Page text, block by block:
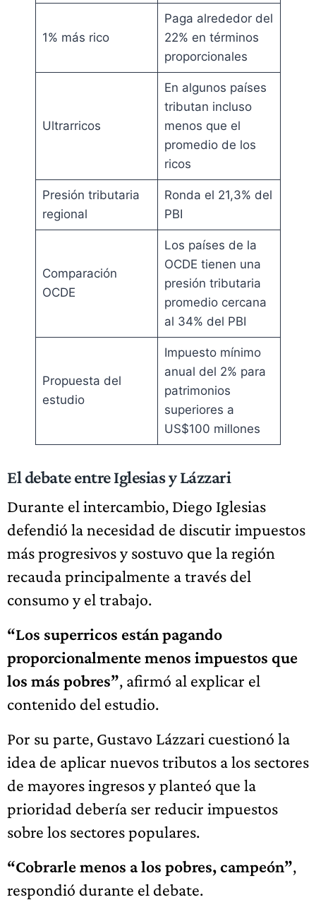
1% más rico
Paga alrededor del
22% en términos
proporcionales
Ultrarricos
En algunos países
tributan incluso
menos que el
promedio de los
ricos
Presión tributaria
regional
Ronda el 21,3% del
PBI
Comparación
OCDE
Los países de la
OCDE tienen una
presión tributaria
promedio cercana
al 34% del PBI
Propuesta del
estudio
Impuesto mínimo
anual del 2% para
patrimonios
superiores a
US$100 millones
El debate entre Iglesias y Lázzari
Durante el intercambio, Diego Iglesias
defendió la necesidad de discutir impuestos
más progresivos y sostuvo que la región
recauda principalmente a través del
consumo y el trabajo.
“Los superricos están pagando
proporcionalmente menos impuestos que
los más pobres”, afirmó al explicar el
contenido del estudio.
Por su parte, Gustavo Lázzari cuestionó la
idea de aplicar nuevos tributos a los sectores
de mayores ingresos y planteó que la
prioridad debería ser reducir impuestos
sobre los sectores populares.
“Cobrarle menos a los pobres, campeón”,
respondió durante el debate.